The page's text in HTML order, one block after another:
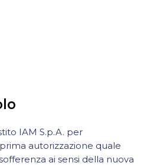
IAM S.p.A. per
autorizzazione quale
ai sensi della nuova